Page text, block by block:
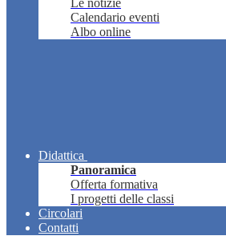
Le notizie
Calendario eventi
Albo online
Didattica
Panoramica
Offerta formativa
I progetti delle classi
Circolari
Contatti